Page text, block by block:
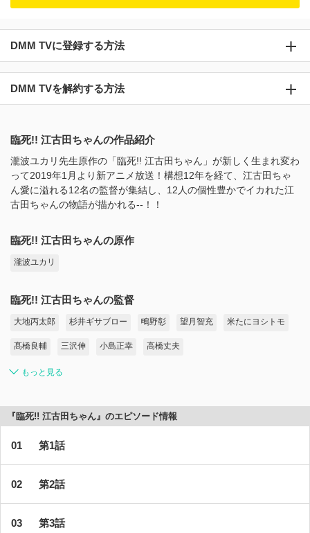
DMM TVに登録する方法
DMM TVを解約する方法
臨死!! 江古田ちゃんの作品紹介
瀧波ユカリ先生原作の「臨死!! 江古田ちゃん」が新しく生まれ変わ
って2019年1月より新アニメ放送！構想12年を経て、江古田ちゃ
ん愛に溢れる12名の監督が集結し、12人の個性豊かでイカれた江
古田ちゃんの物語が描かれる--！！
臨死!! 江古田ちゃんの原作
瀧波ユカリ
臨死!! 江古田ちゃんの監督
大地丙太郎 杉井ギサブロー 鴫野彰 望月智充 米たにヨシトモ
髙橋良輔 三沢伸 小島正幸 高橋丈夫
もっと見る
『臨死!! 江古田ちゃん』のエピソード情報
第1話
第2話
第3話